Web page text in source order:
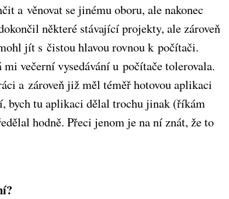
a věnovat se jinému oboru, ale nakonec
některé stávající projekty, ale zároveň
jít s čistou hlavou rovnou k počítači.
večerní vysedávání u počítače tolerovala.
a zároveň již měl téměř hotovou aplikaci
bych tu aplikaci dělal trochu jinak (říkám
hodně. Přeci jenom je na ní znát, že to